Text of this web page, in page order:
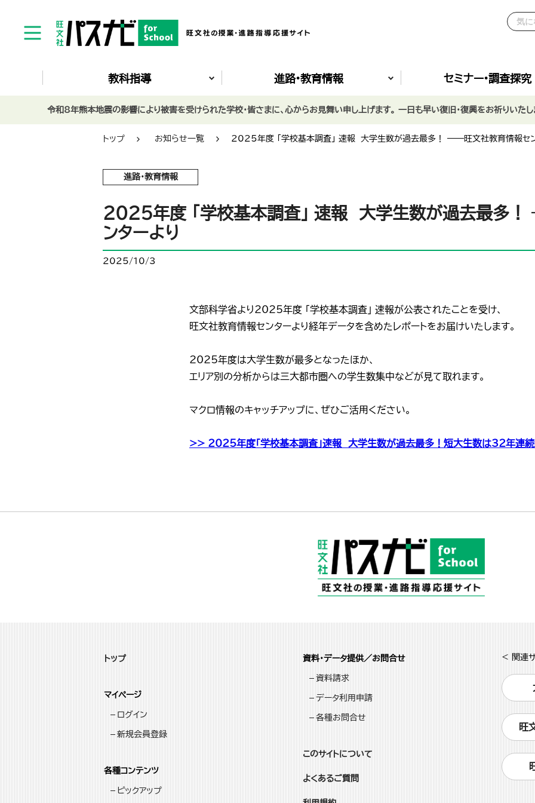
教科指導 進路•教育情報 セミナー•調査探究
トップ お知らせ一覧 2025年度 「学校基本調査」 速報 大学生数が過去最多！ ――旺文社教育情報セ
進路・教育情報
2025年度 「学校基本調査」 速報 大学生数が過去最多
ンターより
2025/10/3
文部科学省より2025年度 「学校基本調査」 速報が公表されたことを受け、
旺文社教育情報センターより経年データを含めたレポートをお届けいたします。
2025年度は大学生数が最多となったほか、
エリア別の分析からは三大都市圏への学生数集中などが見て取れます。
マクロ情報のキャッチアップに、ぜひご活用ください。
>> 2025年度「学校基本調査」速報 大学生数が過去最多！短大生数は32年連
トップ
マイページ
ログイン
新規会員登録
各種コンテンツ
ピックアップ
資料・データ提供／お問合せ
資料請求
データ利用申請
各種お問合せ
このサイトについて
よくあるご質問
< 関連
旺
令和8年熊本地震の影響により被害を受けられた学校・皆さまに、心からお見舞い申し上げます。 一日も早い復旧・復興をお祈りいたし